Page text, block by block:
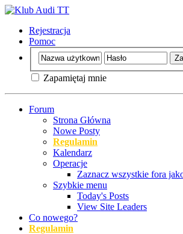
Rejestracja
Pomoc
Zapamiętaj mnie
Forum
Strona Główna
Nowe Posty
Regulamin
Kalendarz
Operacje
Zaznacz wszystkie fora
Szybkie menu
Today's Posts
View Site Leaders
Co nowego?
Regulamin